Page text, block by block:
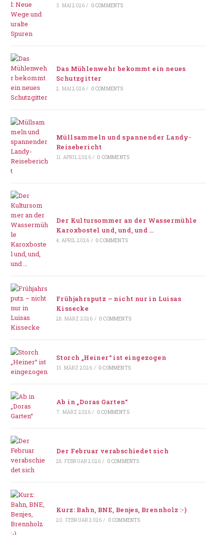
3. MAI 2026 / 0 COMMENTS
Das Mühlenwehr bekommt ein neues
Schutzgitter
2. MAI 2026 / 0 COMMENTS
Müllsammeln und spannender Landy-
Reisebericht
11. APRIL 2026 / 0 COMMENTS
Der Kultursommer an der Wassermühle
Karoxbostel und, und, und …
4. APRIL 2026 / 0 COMMENTS
Frühjahrsputz – nicht nur in Luisas
Kissecke
28. MÄRZ 2026 / 0 COMMENTS
Storch „Heiner“ ist eingezogen
13. MÄRZ 2026 / 0 COMMENTS
Ab in „Doras Garten“
7. MÄRZ 2026 / 0 COMMENTS
Der Februar verabschiedet sich
28. FEBRUAR 2026 / 0 COMMENTS
Kurz: Bahn, BNE, Benjes, Brennholz :-)
20. FEBRUAR 2026 / 0 COMMENTS